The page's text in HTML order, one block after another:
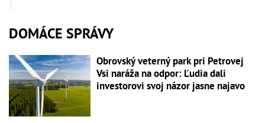
DOMÁCE SPRÁVY
Obrovský veterný park pri Petrovej
Vsi naráža na odpor: Ľudia dali
investorovi svoj názor jasne najavo